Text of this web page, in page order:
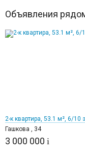
Объявления
2-к квартира, 53.1 м², 6/10
Гашкова , 34
3 000 000 i